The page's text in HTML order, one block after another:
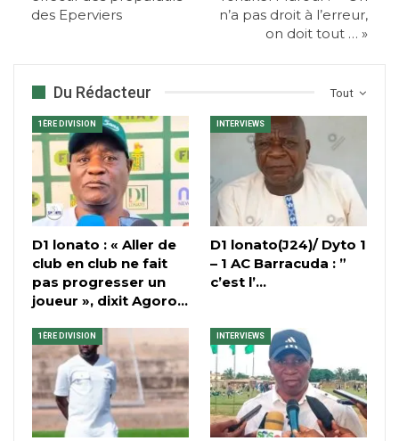
des Eperviers
n’a pas droit à l’erreur,
on doit tout … »
Tout
Du Rédacteur
1ÈRE DIVISION
D1 lonato : « Aller de
club en club ne fait
pas progresser un
joueur », dixit Agoro…
INTERVIEWS
D1 lonato(J24)/ Dyto 1
– 1 AC Barracuda : ”
c’est l’…
1ÈRE DIVISION INTERVIEWS